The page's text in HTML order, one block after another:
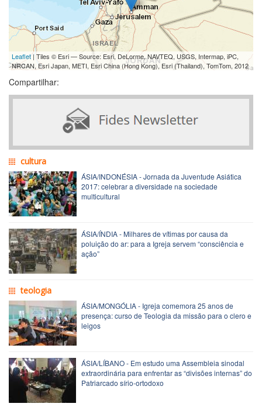
Leaflet| Tiles © Esri — Source: Esri, DeLorme, NAVTEQ, USGS, Intermap, iPC,
NRCAN, Esri Japan, METI, Esri China (Hong Kong), Esri (Thailand), TomTom, 2012
Compartilhar:
cultura
ÁSIA/INDONÉSIA - Jornada da Juventude Asiática
2017: celebrar a diversidade na sociedade
multicultural
ÁSIA/ÍNDIA - Milhares de vítimas por causa da
poluição do ar: para a Igreja servem “consciência e
ação”
teologia
ÁSIA/MONGÓLIA - Igreja comemora 25 anos de
presença: curso de Teologia da missão para o clero e
leigos
ÁSIA/LÍBANO - Em estudo uma Assembleia sinodal
extraordinária para enfrentar as “divisões internas” do
Patriarcado sírio-ortodoxo